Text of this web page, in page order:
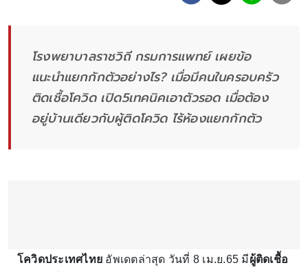
โรงพยาบาลราชวิถี กรมการแพทย์ เผยข้อ
แนะนำแยกกักตัวอย่างไร? เมื่อมีคนในครอบครัว
ติดเชื้อโควิด เปิด5เทคนิคเอาตัวรอด เมื่อต้อง
อยู่บ้านเดียวกับผู้ติดโควิด ไร้ห้องแยกกักตัว
โควิดประเทศไทย อัพเดตล่าสุด วันที่ 8 เม.ย.65 มีผู้ติดเชื้อ